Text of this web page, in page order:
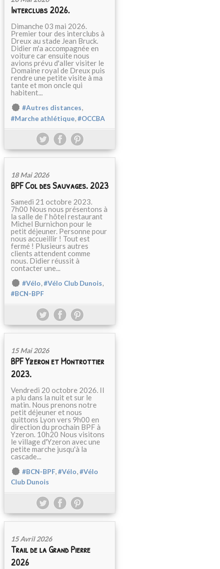
Interclubs 2026.
Dimanche 03 mai 2026.
Premier tour des interclubs à
Dreux au stade Jean Bruck.
Didier m'a accompagnée en
voiture car ensuite nous
avions prévu d'aller visiter le
Domaine royal de Dreux puis
rendre une petite visite à ma
tante et mon oncle qui
habitent...
#Autres distances,
#Marche athlétique #OCCBA
18 Mai 2026
BPF Col des Sauvages. 2023
Samedi 21 octobre 2023.
7h00 Nous nous présentons à
la salle de l' hôtel restaurant
Michel Burnichon pour le
petit déjeuner. Personne pour
nous accueillir ! Tout est
fermé ! Plusieurs autres
clients attendent comme
nous. Didier réussit à
contacter une...
#Vélo,#Vélo Club Dunois,
#BCN-BPF
15 Mai 2026
BPF Yzeron et Montrottier
2023.
Vendredi 20 octobre 2026. Il
a plu dans la nuit et sur le
matin. Nous prenons notre
petit déjeuner et nous
quittons Lyon vers 9h00 en
direction du prochain BPF à
Yzeron. 10h20 Nous visitons
le village d'Yzeron avec une
petite marche jusqu'à la
cascade...
#BCN-BPF,#Vélo,#Vélo
Club Dunois
15 Avril 2026
Trail de la Grand Pierre
2026